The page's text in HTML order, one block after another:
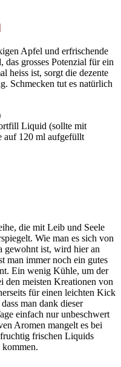
Apfel und erfrischende
das grosses Potenzial für ein
heiss ist, sorgt die dezente
Schmecken tut es natürlich
Liquid (sollte mit
auf 120 ml aufgefüllt
die mit Leib und Seele
Wie man es sich von
gewohnt ist, wird hier an
man immer noch ein gutes
Ein wenig Kühle, um der
den meisten Kreationen von
für einen leichten Kick
man dank dieser
einfach nur unbeschwert
Aromen mangelt es bei
frischen Liquids